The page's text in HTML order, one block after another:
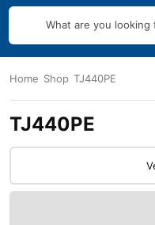
What are you looking
Home Shop TJ440PE
TJ440PE